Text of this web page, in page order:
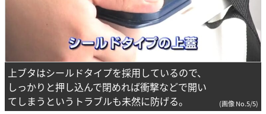
上ブタはシールドタイプを採用しているので、
しっかりと押し込んで閉めれば衝撃などで開い
てしまうというトラブルも未然に防げる。
(画像 No.5/5)